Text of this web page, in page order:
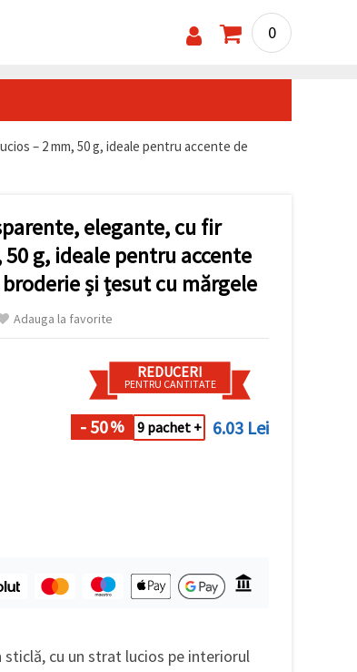
0
– 2 mm, 50 g, ideale pentru accente de
elegante, cu fir
g, ideale pentru accente
și țesut cu mărgele
Adauga la favorite
REDUCERI
PENTRU CANTITATE
- 50% 9 pachet + 6.03 Lei
cu un strat lucios pe interiorul